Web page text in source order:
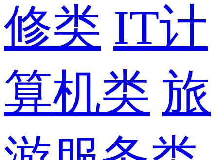
修类 IT计
算机类 旅